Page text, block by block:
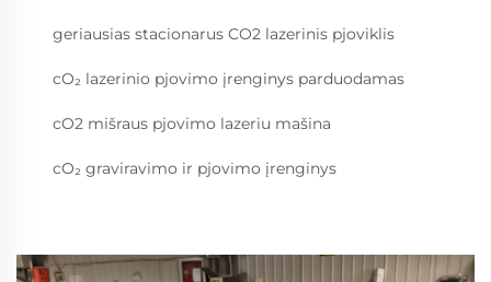
geriausias stacionarus CO2 lazerinis pjoviklis
cO₂ lazerinio pjovimo įrenginys parduodamas
cO2 mišraus pjovimo lazeriu mašina
cO₂ graviravimo ir pjovimo įrenginys